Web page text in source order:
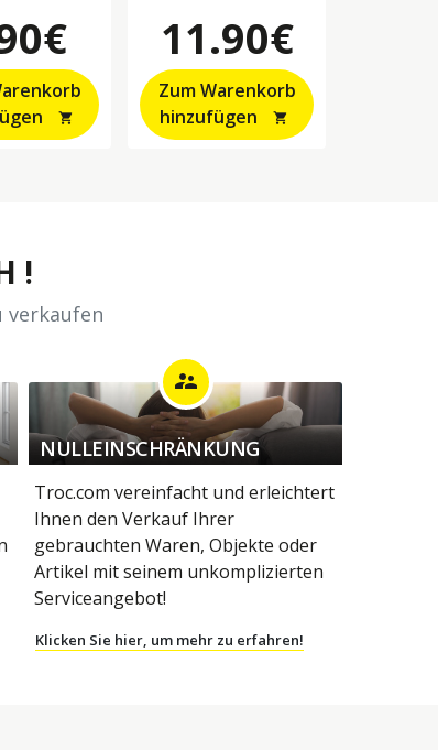
shopping_cart
11.90€
Zum Warenkorb
hinzufügen
shopping_cart
!
verkaufen
supervisor_account
NULLEINSCHRÄNKUNG
Troc.com vereinfacht und erleichtert
Ihnen den Verkauf Ihrer
gebrauchten Waren, Objekte oder
Artikel mit seinem unkomplizierten
Serviceangebot!
Klicken Sie hier, um mehr zu erfahren!